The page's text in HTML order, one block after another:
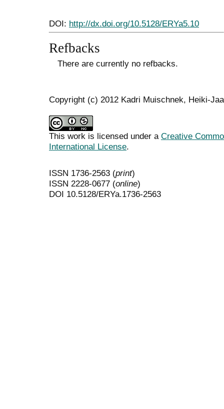
DOI: http://dx.doi.org/10.5128/ERYa5.10
Refbacks
There are currently no refbacks.
Copyright (c) 2012 Kadri Muischnek, Heiki-
This work is licensed under a Creative
International License.
ISSN 1736-2563 (print)
ISSN 2228-0677 (online)
DOI 10.5128/ERYa.1736-2563